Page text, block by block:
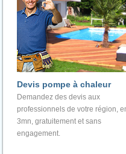
Devis pompe à chaleur
Demandez des devis aux
professionnels de votre région,
3mn, gratuitement et sans
engagement.